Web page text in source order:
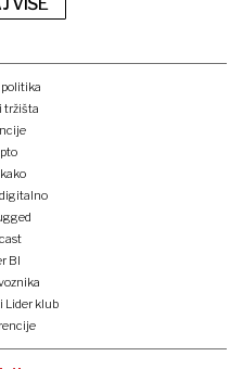
tržišta
BI
Lider klub